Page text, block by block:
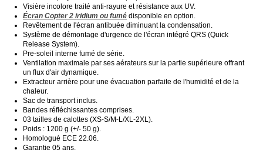
Visière incolore traité anti-rayure et résistance aux UV.
Écran Copter 2 iridium ou fumé disponible en option.
Revêtement de l'écran antibuée diminuant la condensation.
Système de démontage d'urgence de l'écran intégré QRS (Quick
Release System).
Pre-soleil interne fumé de série.
Ventilation maximale par ses aérateurs sur la partie supérieure offrant
un flux d'air dynamique.
Extracteur arrière pour une évacuation parfaite de l'humidité et de la
chaleur.
Sac de transport inclus.
Bandes réfléchissantes comprises.
03 tailles de calottes (XS-S/M-L/XL-2XL).
Poids : 1200 g (+/- 50 g).
Homologué ECE 22.06.
Garantie 05 ans.